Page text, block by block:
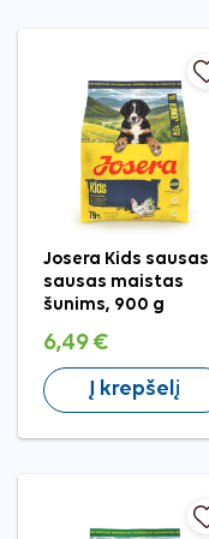
Josera Kids sausas
sausas maistas
šunims, 900 g
6,49 €
Į krepšelį